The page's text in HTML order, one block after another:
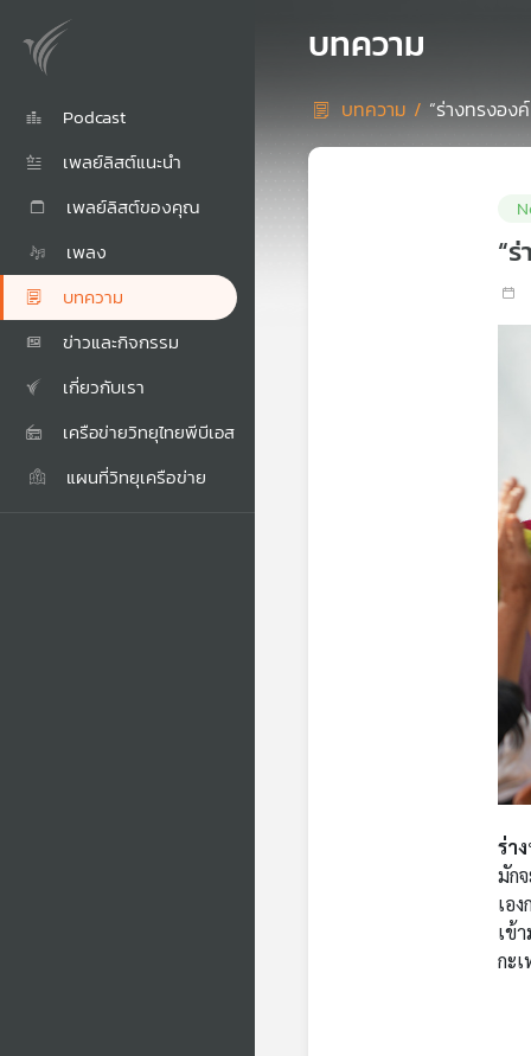
Podcast
เพลย์ลิสต์แนะนำ
เพลย์ลิสต์ของคุณ
เพลง
บทความ
ข่าวและกิจกรรม
เกี่ยวกับเรา
เครือข่ายวิทยุไทยพีบีเอส
แผนที่วิทยุเครือข่าย
บทความ
บทความ / “ร่างทรงอ
“
ร่า
มัก
เอ
เข้
กะ